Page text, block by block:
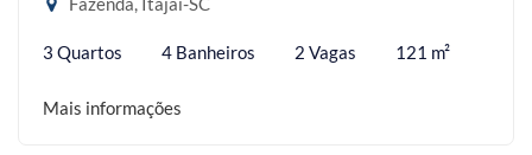
3 Quartos 4 Banheiros 2 Vagas 121 m²
Mais informações